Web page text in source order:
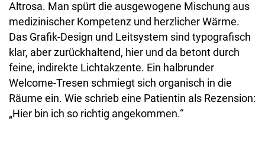
Altrosa. Man spürt die ausgewogene Mischung aus
medizinischer Kompetenz und herzlicher Wärme.
Das Grafik-Design und Leitsystem sind typografisch
klar, aber zurückhaltend, hier und da betont durch
feine, indirekte Lichtakzente. Ein halbrunder
Welcome-Tresen schmiegt sich organisch in die
Räume ein. Wie schrieb eine Patientin als Rezension:
„Hier bin ich so richtig angekommen.“